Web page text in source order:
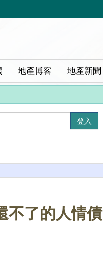
地產博客 地產新聞
不了的人情債